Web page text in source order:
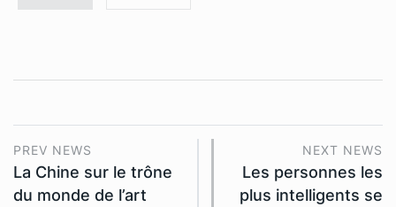
PREV NEWS
La Chine sur le trône
du monde de l’art
NEXT NEWS
Les personnes les
plus intelligents se